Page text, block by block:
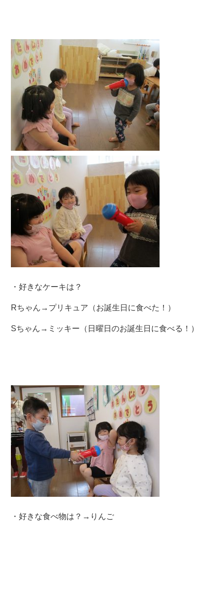
・好きなケーキは？
Rちゃん→プリキュア（お誕生日に食べた！）
Sちゃん→ミッキー（日曜日のお誕生日に食べる！）
・好きな食べ物は？→りんご